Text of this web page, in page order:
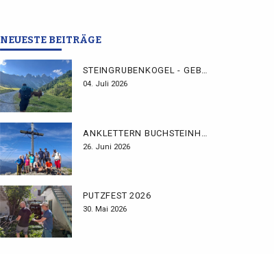
NEUESTE BEITRÄGE
04. Juli 2026
26. Juni 2026
PUTZFEST 2026
30. Mai 2026